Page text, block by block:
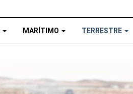
MARÍTIMO TERRESTRE